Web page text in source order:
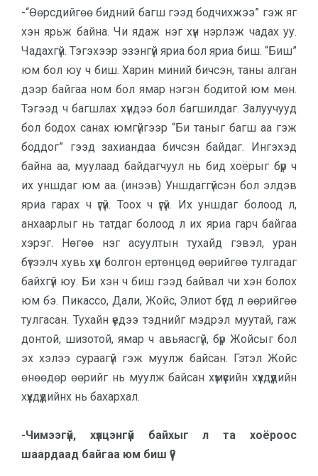
-“Өөрсдийгөө бидний багш гээд бодчихжээ” гэж яг
хэн ярьж байна. Чи ядаж нэг хүн нэрлэж чадах уу.
Чадахгүй. Тэгэхээр эзэнгүй яриа бол яриа биш. “Биш”
юм бол юу ч биш. Харин миний бичсэн, таны алган
дээр байгаа ном бол ямар нэгэн бодитой юм мөн.
Тэгээд ч багшлах хүндээ бол багшилдаг. Залуучууд
бол бодох санах юмгүйгээр “Би таныг багш аа гэж
боддог” гээд захиандаа бичсэн байдаг. Ингэхэд
байна аа, муулаад байдаг­чуул нь бид хоёрыг бүр ч
их уншдаг юм аа. (инээв) Уншдаггүйсэн бол эл­дэв
яриа гарах ч үгүй. Тоох ч үгүй. Их унш­даг болоод л,
анхаарлыг нь татдаг бо­лоод л их яриа гарч байгаа
хэрэг. Нөгөө нэг асуултын тухайд гэвэл, уран
бүтээлч хувь хүн болгон ертөн­цөд өөрийгөө тулгадаг
байхгүй юу. Би хэн ч биш гээд байвал чи хэн болох
юм бэ. Пикассо, Дали, Жойс, Элиот бүгд л өөрийгөө
тулгасан. Тухайн үедээ тэднийг мэдрэл муутай, гаж
донтой, шизотой, ямар ч авьяасгүй, бүр Жойсыг бол
эх хэлээ сураагүй гэж муулж байсан. Гэтэл Жойс
өнөөдөр өөрийг нь муулж байсан хүмүүсийн хүүхдүүдийн
хүүхдүү­дийнх нь бахархал.
-Чимээгүй, хүлцэнгүй байхыг л та хоёроос
шаардаад байгаа юм биш үү?